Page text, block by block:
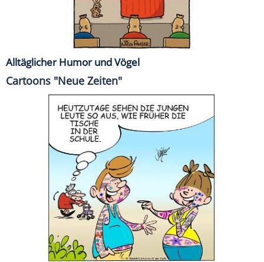
Alltäglicher Humor und Vögel
Cartoons "Neue Zeiten"